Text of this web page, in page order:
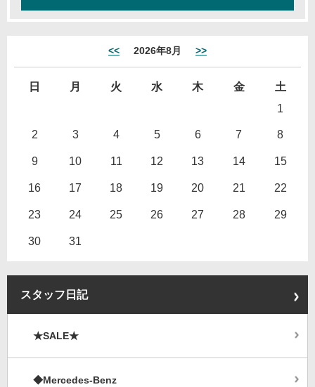
<< 2026年8月 >>
日 月 火 水 木 金
土
1
2 3 4 5 6 7 8
9 10 11 12 13 14 15
16 17 18 19 20 21 22
23 24 25 26 27 28 29
30 31
スタッフ日記
★SALE★
◆Mercedes-Benz